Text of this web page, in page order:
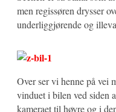
men regissøren drysser
underliggjørende og
Over ser vi henne på vei
vinduet i bilen ved siden
kameraet til høyre og i